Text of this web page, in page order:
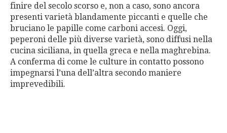
finire del secolo scorso e, non a caso, sono ancora
presenti varietà blandamente piccanti e quelle che
bruciano le papille come carboni accesi. Oggi,
peperoni delle più diverse varietà, sono diffusi nella
cucina siciliana, in quella greca e nella maghrebina.
A conferma di come le culture in contatto possono
impegnarsi l’una dell’altra secondo maniere
imprevedibili.